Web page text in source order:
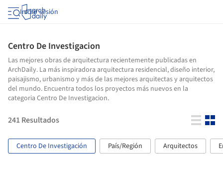
Iniciar sesión
Centro De Investigacion
Las mejores obras de arquitectura recientemente publicadas en
ArchDaily. La más inspiradora arquitectura residencial, diseño interior,
paisajismo, urbanismo y más de las mejores arquitectas y arquitectos
del mundo. Encuentra todos los proyectos más nuevos en la
categoria Centro De Investigacion.
241Resultados
Centro De Investigación País/Región Arquitectos